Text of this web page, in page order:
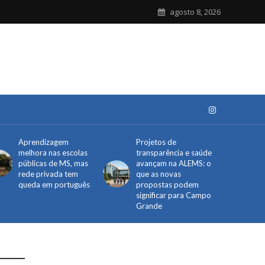
agosto 8, 2026
Aprendizagem
melhora nas escolas
públicas de MS, mas
rede privada tem
queda em português
Projetos de
transparência e saúde
avançam na ALEMS: o
que as novas
propostas podem
significar para Campo
Grande